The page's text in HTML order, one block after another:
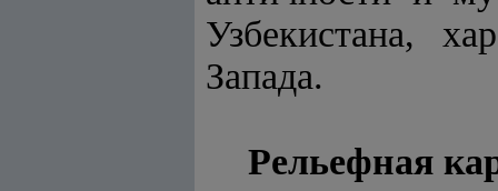
Узбекистана,
Запада.
Рельефная